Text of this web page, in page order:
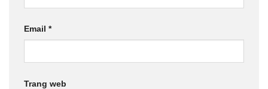
Email *
Trang web